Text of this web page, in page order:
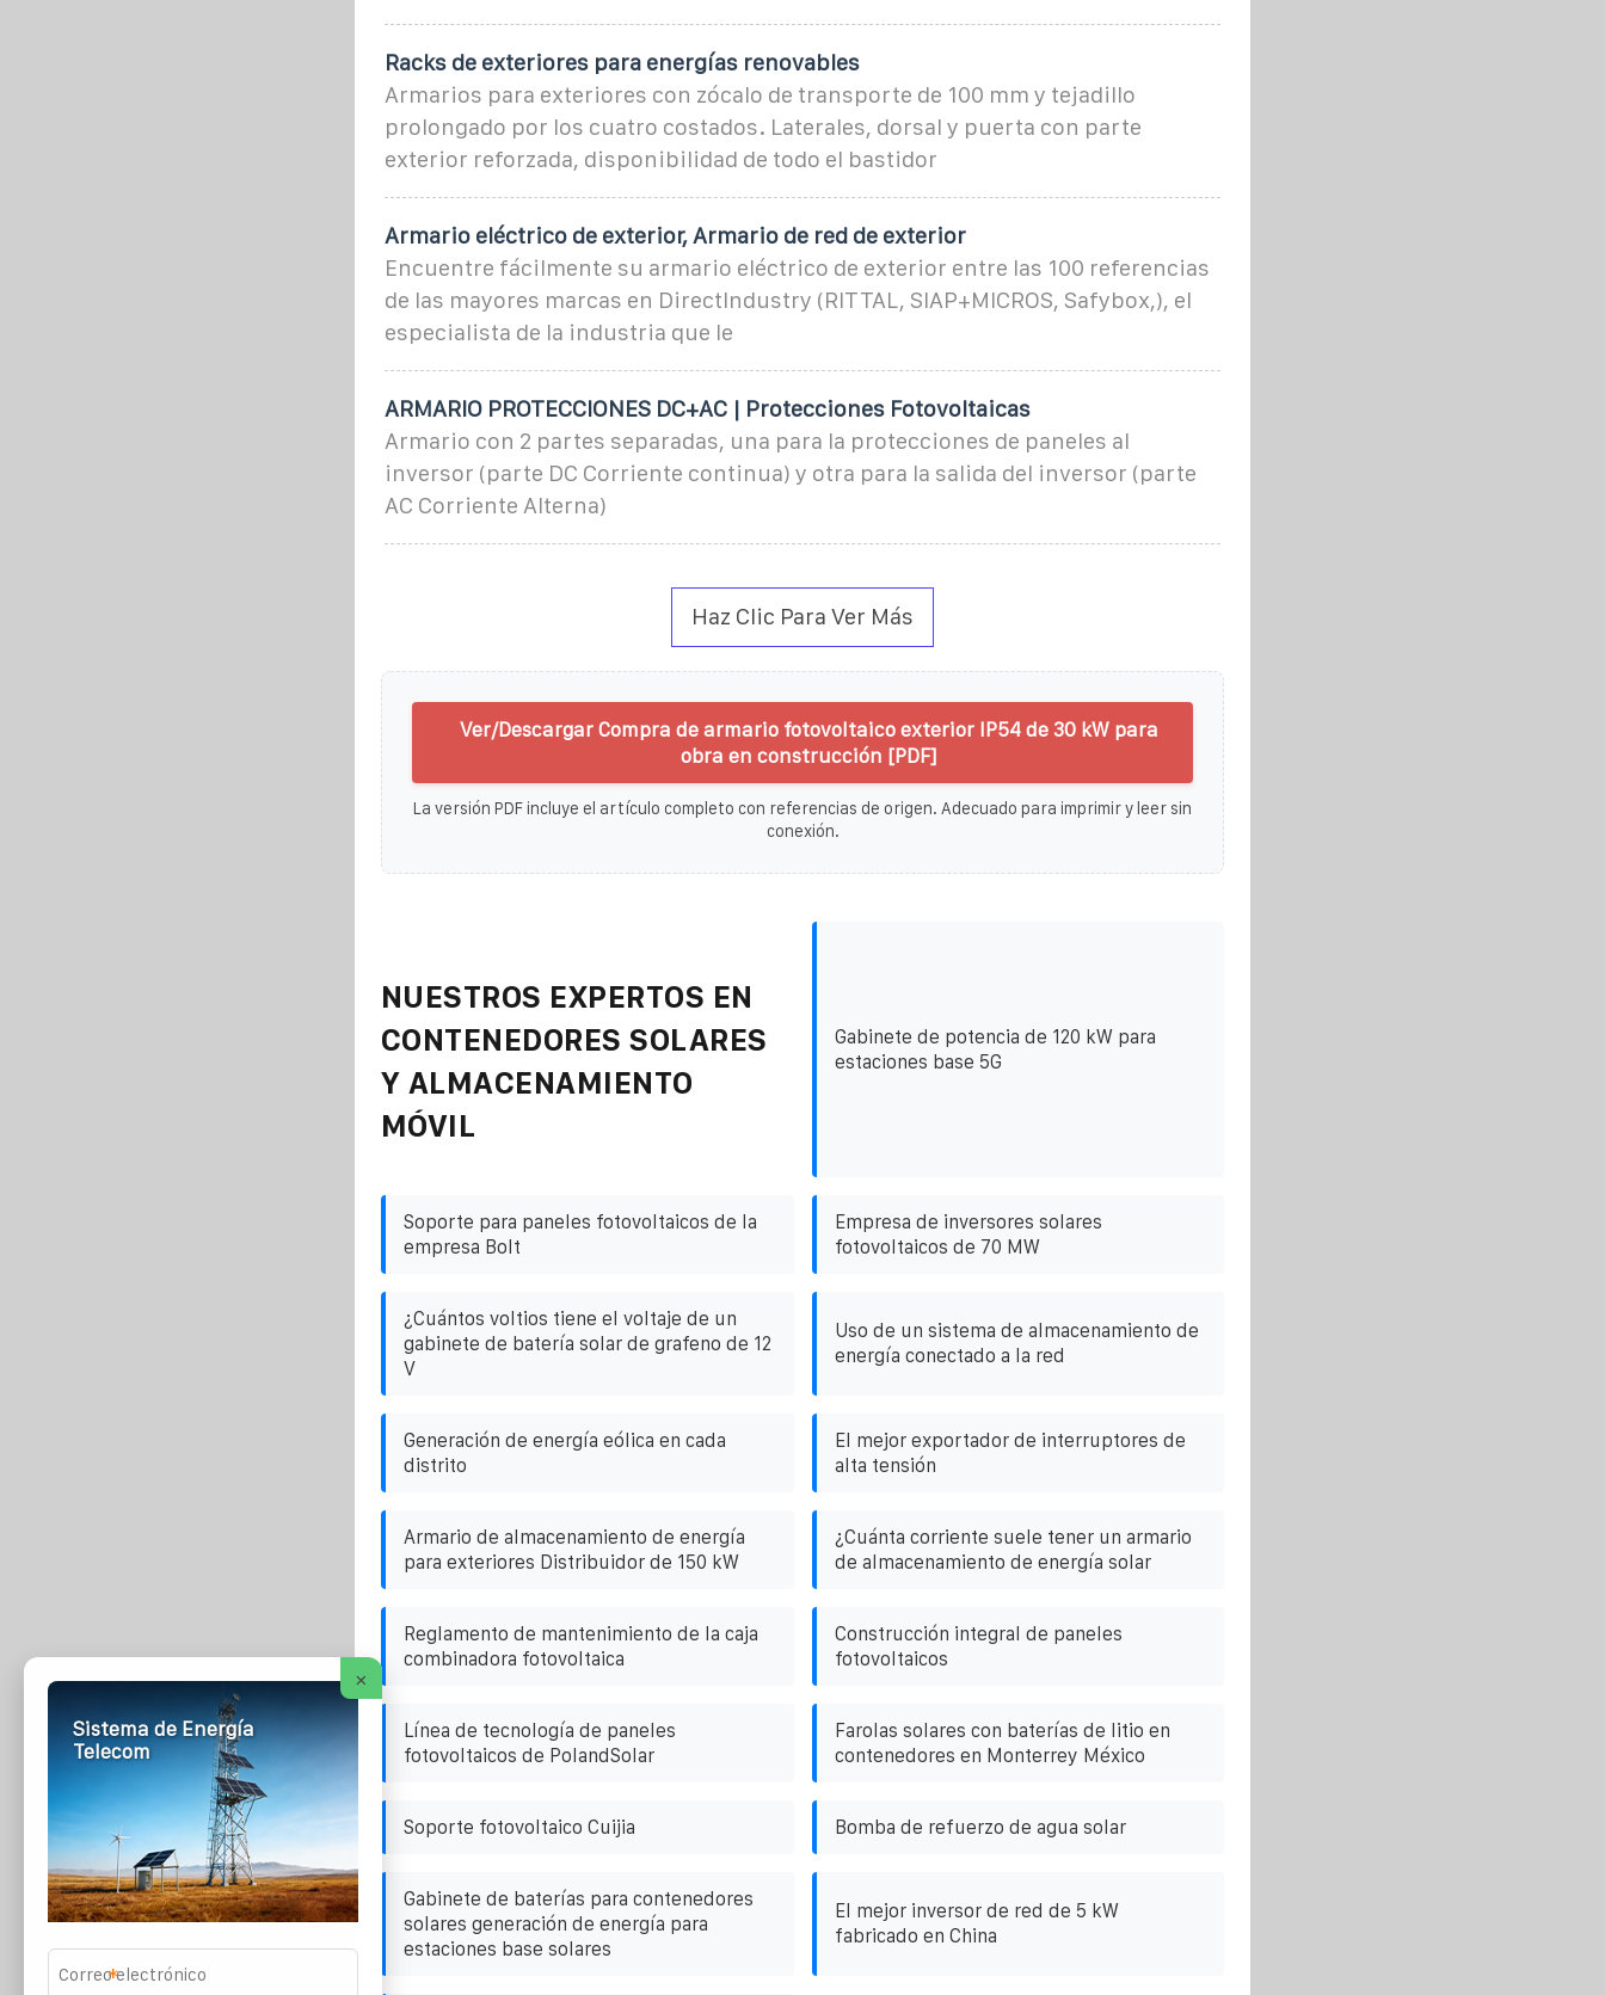
Racks de exteriores para energías renovables
Armarios para exteriores con zócalo de transporte de 100 mm y tejadillo
prolongado por los cuatro costados. Laterales, dorsal y puerta con parte
exterior reforzada, disponibilidad de todo el bastidor
Armario eléctrico de exterior, Armario de red de exterior
Encuentre fácilmente su armario eléctrico de exterior entre las 100 referencias
de las mayores marcas en DirectIndustry (RITTAL, SIAP+MICROS, Safybox,), el
especialista de la industria que le
ARMARIO PROTECCIONES DC+AC | Protecciones Fotovoltaicas
Armario con 2 partes separadas, una para la protecciones de paneles al
inversor (parte DC Corriente continua) y otra para la salida del inversor (parte
AC Corriente Alterna)
Haz Clic Para Ver Más
Ver/Descargar Compra de armario fotovoltaico exterior IP54 de 30 kW para
obra en construcción [PDF]
La versión PDF incluye el artículo completo con referencias de origen. Adecuado para imprimir y leer sin
conexión.
NUESTROS EXPERTOS EN
CONTENEDORES SOLARES
Y ALMACENAMIENTO
MÓVIL
Gabinete de potencia de 120 kW para
estaciones base 5G
Soporte para paneles fotovoltaicos de la
empresa Bolt
Empresa de inversores solares
fotovoltaicos de 70 MW
¿Cuántos voltios tiene el voltaje de un
gabinete de batería solar de grafeno de 12
V
Uso de un sistema de almacenamiento de
energía conectado a la red
Generación de energía eólica en cada
distrito
El mejor exportador de interruptores de
alta tensión
Armario de almacenamiento de energía
para exteriores Distribuidor de 150 kW
¿Cuánta corriente suele tener un armario
de almacenamiento de energía solar
Reglamento de mantenimiento de la caja
combinadora fotovoltaica
Construcción integral de paneles
fotovoltaicos
Línea de tecnología de paneles
fotovoltaicos de PolandSolar
Farolas solares con baterías de litio en
contenedores en Monterrey México
Soporte fotovoltaico Cuijia Bomba de refuerzo de agua solar
Gabinete de baterías para contenedores
solares generación de energía para
estaciones base solares
El mejor inversor de red de 5 kW
fabricado en China
×
Sistema de Energía
Telecom
*